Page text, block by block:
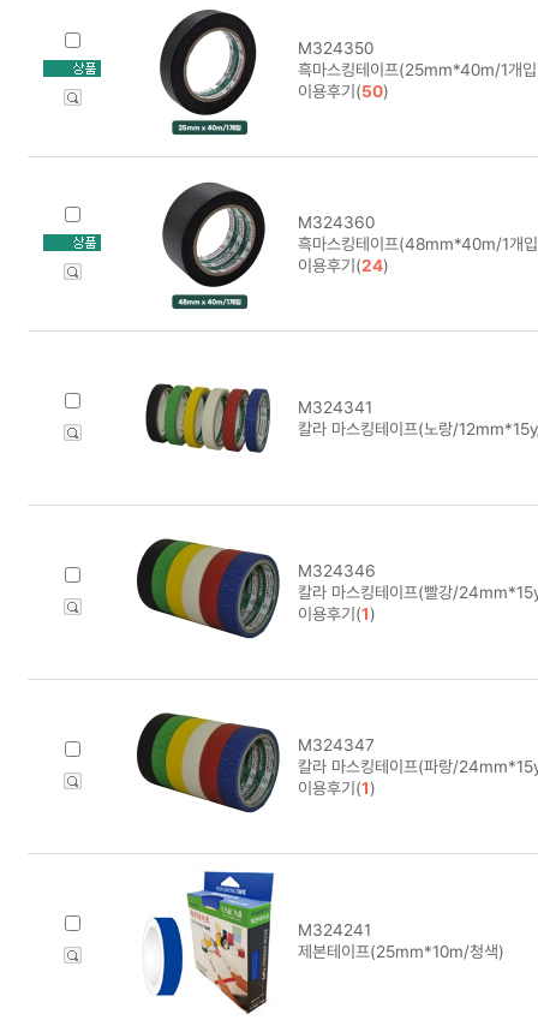
M324350
흑마스킹테이프(25mm*40m/1개
이용후기(50)
M324360
흑마스킹테이프(48mm*40m/1개
이용후기(24)
M324341
칼라 마스킹테이프(노랑/
M324346
칼라 마스킹테이프(빨강/
이용후기(1)
M324347
칼라 마스킹테이프(파랑/
이용후기(1)
M324241
제본테이프(25mm*10m/청색)